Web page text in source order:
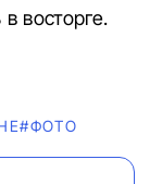
восторге.
#ФОТО